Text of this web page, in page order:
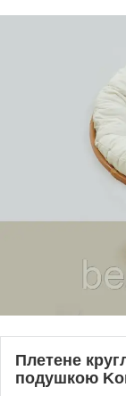
Плетене
подушкою